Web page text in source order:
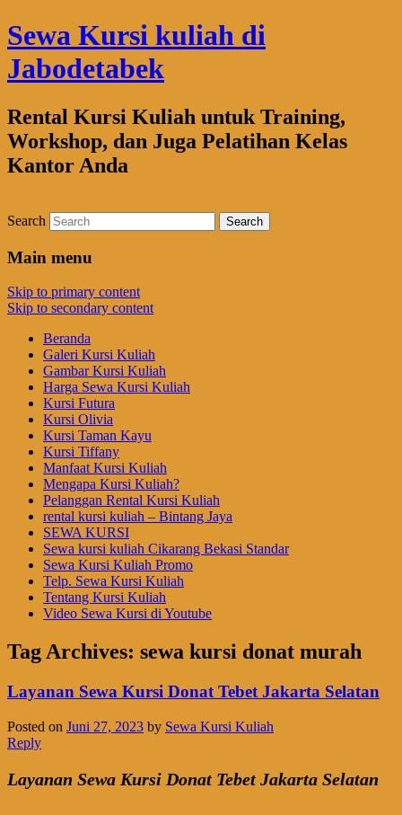
Sewa Kursi kuliah di
Jabodetabek
Rental Kursi Kuliah untuk Training,
Workshop, dan Juga Pelatihan Kelas
Kantor Anda
Search
Main menu
Skip to primary content
Skip to secondary content
Beranda
Galeri Kursi Kuliah
Gambar Kursi Kuliah
Harga Sewa Kursi Kuliah
Kursi Futura
Kursi Olivia
Kursi Taman Kayu
Kursi Tiffany
Manfaat Kursi Kuliah
Mengapa Kursi Kuliah?
Pelanggan Rental Kursi Kuliah
rental kursi kuliah – Bintang Jaya
SEWA KURSI
Sewa kursi kuliah Cikarang Bekasi Standar
Sewa Kursi Kuliah Promo
Telp. Sewa Kursi Kuliah
Tentang Kursi Kuliah
Video Sewa Kursi di Youtube
Tag Archives: sewa kursi donat murah
Layanan Sewa Kursi Donat Tebet Jakarta Selatan
Posted on Juni 27, 2023 by Sewa Kursi Kuliah
Reply
Layanan Sewa Kursi Donat Tebet Jakarta Selatan